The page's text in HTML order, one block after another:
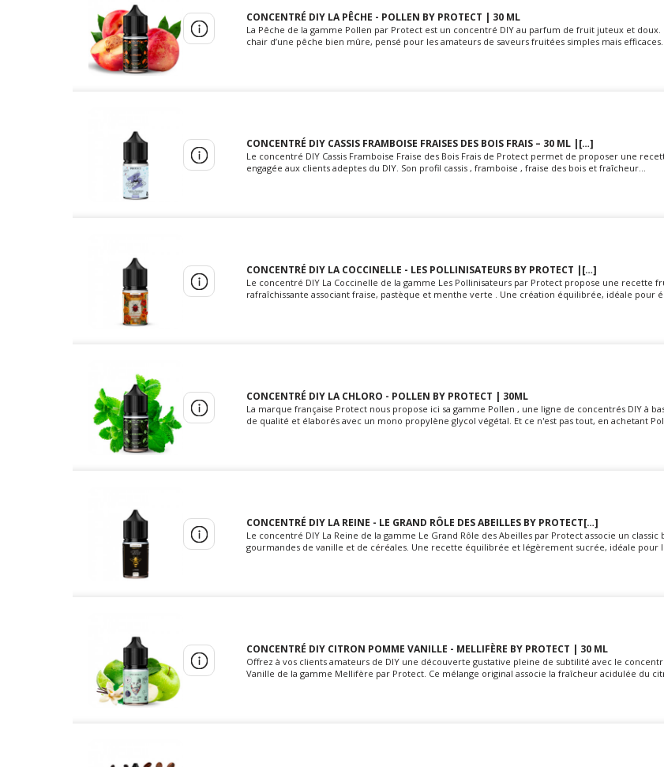
CONCENTRÉ DIY LA PÊCHE - POLLEN BY PROTECT | 30 ML
La Pêche de la gamme Pollen par Protect est un concentré DIY au parfum de fruit juteux et doux.
chair d’une pêche bien mûre, pensé pour les amateurs de saveurs fruitées simples mais efficaces.
CONCENTRÉ DIY CASSIS FRAMBOISE FRAISES DES BOIS FRAIS – 30 ML |[…]
Le concentré DIY Cassis Framboise Fraise des Bois Frais de Protect permet de proposer une
engagée aux clients adeptes du DIY. Son profil cassis , framboise , fraise des bois et fraîcheur...
CONCENTRÉ DIY LA COCCINELLE - LES POLLINISATEURS BY PROTECT |[…]
Le concentré DIY La Coccinelle de la gamme Les Pollinisateurs par Protect propose une recette
rafraîchissante associant fraise, pastèque et menthe verte . Une création équilibrée, idéale pour
CONCENTRÉ DIY LA CHLORO - POLLEN BY PROTECT | 30ML
La marque française Protect nous propose ici sa gamme Pollen , une ligne de concentrés DIY à
de qualité et élaborés avec un mono propylène glycol végétal. Et ce n'est pas tout, en achetant
CONCENTRÉ DIY LA REINE - LE GRAND RÔLE DES ABEILLES BY PROTECT[…]
Le concentré DIY La Reine de la gamme Le Grand Rôle des Abeilles par Protect associe un classic
gourmandes de vanille et de céréales. Une recette équilibrée et légèrement sucrée, idéale pour
CONCENTRÉ DIY CITRON POMME VANILLE - MELLIFÈRE BY PROTECT | 30 ML
Offrez à vos clients amateurs de DIY une découverte gustative pleine de subtilité avec le
Vanille de la gamme Mellifère par Protect. Ce mélange original associe la fraîcheur acidulée du